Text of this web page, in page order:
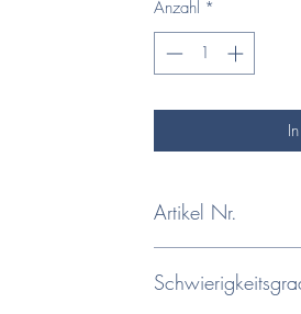
Anzahl *
Artikel Nr.